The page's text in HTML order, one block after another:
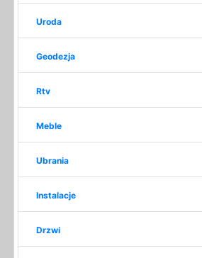
Uroda
Geodezja
Rtv
Meble
Ubrania
Instalacje
Drzwi